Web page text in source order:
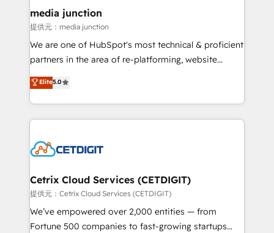
Mexico, USA, and Portugal—we've executed over a
hundred successful operations. Our approach,
rooted in RevOps principles, integrates analysis,
training, planning, and qualification. Leveraging
inbound marketing tactics, we focus on
understanding, nurturing, and converting leads.
competitive market.
media junction
提供元：media junction
We are one of HubSpot's most technical & proficient
partners in the area of re-platforming, website
design & development. We specialize in multi-hub
implementations for mid-market & enterprise
companies. We are woman-owned, powered by
coffee, and we ❤️ dogs. We produce award-winning
Impact Award 🏆2022 Technical Expertise Impact
Award 🏆2020 Elite Solutions Partner 🏆2019
Integrations HubSpot Impact Award 🏆2019
Marketing Enablement HubSpot Impact Award 🏆
2018 Website Design HubSpot Impact Award 🏆2017
Elite5.0
Cetrix Cloud Services (CETDIGIT)
提供元：Cetrix Cloud Services (CETDIGIT)
We’ve empowered over 2,000 entities — from
Fortune 500 companies to fast-growing startups